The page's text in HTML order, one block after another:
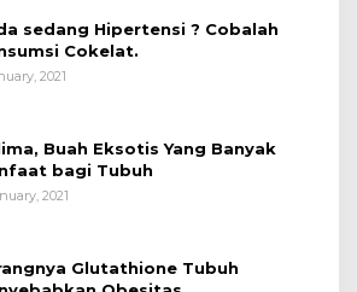
sedang Hipertensi ? Cobalah
Cokelat.
2021
Buah Eksotis Yang Banyak
bagi Tubuh
2021
Glutathione Tubuh